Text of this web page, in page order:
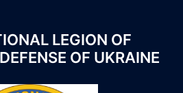
LEGION OF
OF UKRAINE